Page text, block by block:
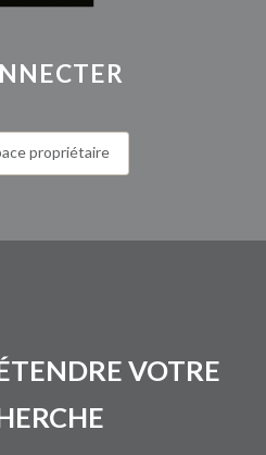
propriétaire
VOTRE